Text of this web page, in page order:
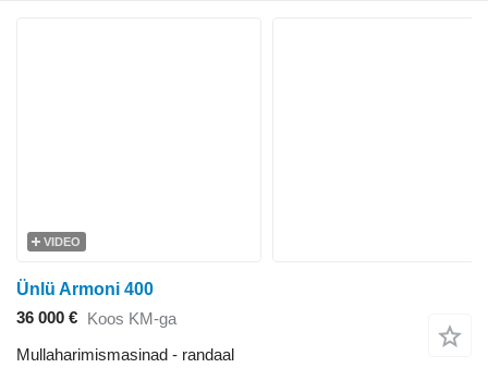
VIDEO
Ünlü Armoni 400
36 000 € Koos KM-ga
Mullaharimismasinad - randaal